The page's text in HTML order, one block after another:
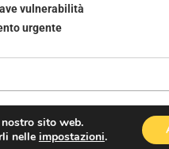
vulnerabilità
urgente
sito web.
nelle impostazioni.